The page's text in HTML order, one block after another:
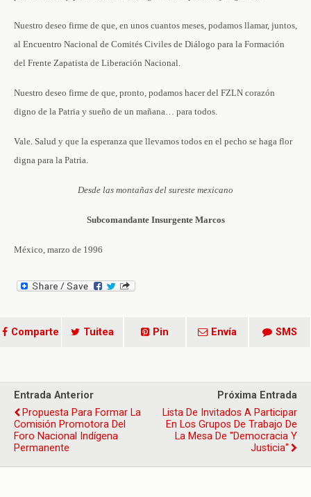
Nuestro deseo firme de que, en unos cuantos meses, podamos llamar, juntos,
al Encuentro Nacional de Comités Civiles de Diálogo para la Formación
del Frente Zapatista de Liberación Nacional.
Nuestro deseo firme de que, pronto, podamos hacer del FZLN corazón
digno de la Patria y sueño de un mañana… para todos.
Vale. Salud y que la esperanza que llevamos todos en el pecho se haga flor
digna para la Patria.
Desde las montañas del sureste mexicano
Subcomandante Insurgente Marcos
México, marzo de 1996
Comparte Tuitea Pin Envía SMS
Entrada Anterior
Propuesta Para Formar La
Comisión Promotora Del
Foro Nacional Indígena
Permanente
Próxima Entrada
Lista De Invitados A Participar
En Los Grupos De Trabajo De
La Mesa De "Democracia Y
Justicia"